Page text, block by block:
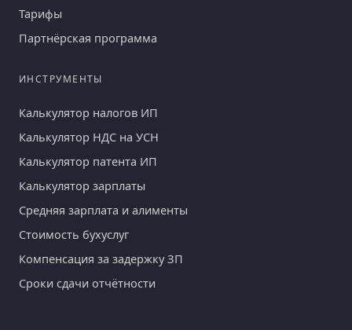
Тарифы
Партнёрская программа
ИНСТРУМЕНТЫ
Калькулятор налогов ИП
Калькулятор НДС на УСН
Калькулятор патента ИП
Калькулятор зарплаты
Средняя зарплата и алименты
Стоимость бухуслуг
Компенсация за задержку ЗП
Сроки сдачи отчётности